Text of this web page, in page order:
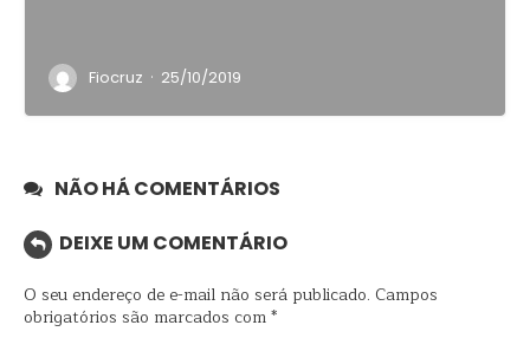
Fiocruz · 25/10/2019
NÃO HÁ COMENTÁRIOS
DEIXE UM COMENTÁRIO
O seu endereço de e-mail não será publicado. Campos
obrigatórios são marcados com*